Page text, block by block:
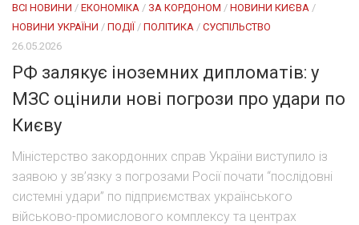
ВСІ НОВИНИ / ЕКОНОМІКА / ЗА КОРДОНОМ / НОВИНИ КИЄВА /
НОВИНИ УКРАЇНИ / ПОДІЇ/ ПОЛІТИКА / СУСПІЛЬСТВО
26.05.2026
РФ залякує іноземних дипломатів: у
МЗС оцінили нові погрози про удари по
Києву
Міністерство закордонних справ України виступило із
заявою у зв’язку з погрозами Росії почати “послідовні
системні удари” по підприємствах українського
військово-промислового комплексу та центрах